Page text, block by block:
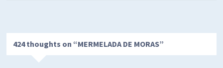
424 thoughts on “MERMELADA DE MORAS”